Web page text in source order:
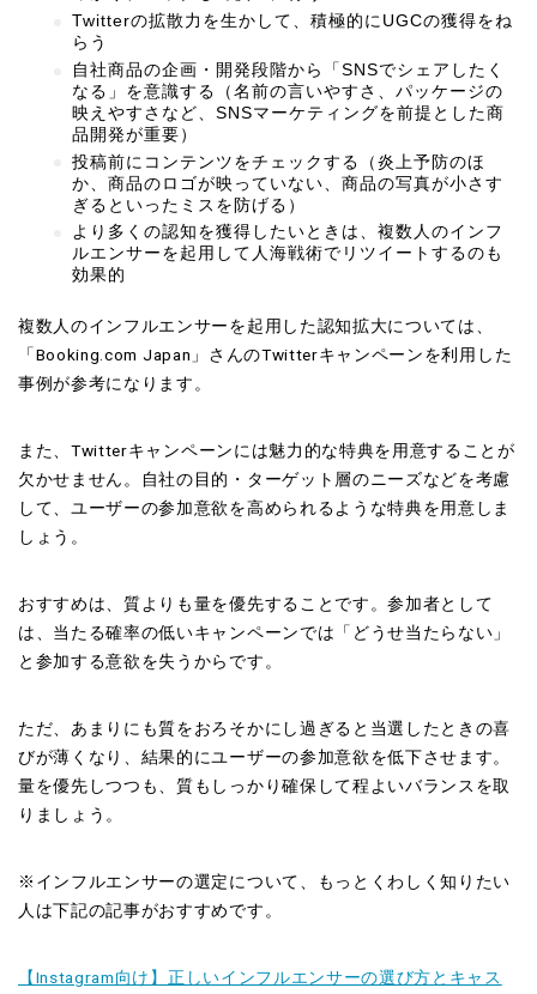
Twitterの拡散力を生かして、積極的にUGCの獲得をね
らう
自社商品の企画・開発段階から「SNSでシェアしたく
なる」を意識する（名前の言いやすさ、パッケージの
映えやすさなど、SNSマーケティングを前提とした商
品開発が重要）
投稿前にコンテンツをチェックする（炎上予防のほ
か、商品のロゴが映っていない、商品の写真が小さす
ぎるといったミスを防げる）
より多くの認知を獲得したいときは、複数人のインフ
ルエンサーを起用して人海戦術でリツイートするのも
効果的
複数人のインフルエンサーを起用した認知拡大については、
「Booking.com Japan」さんのTwitterキャンペーンを利用した
事例が参考になります。
また、Twitterキャンペーンには魅力的な特典を用意することが
欠かせません。自社の目的・ターゲット層のニーズなどを考慮
して、ユーザーの参加意欲を高められるような特典を用意しま
しょう。
おすすめは、質よりも量を優先することです。参加者として
は、当たる確率の低いキャンペーンでは「どうせ当たらない」
と参加する意欲を失うからです。
ただ、あまりにも質をおろそかにし過ぎると当選したときの喜
びが薄くなり、結果的にユーザーの参加意欲を低下させます。
量を優先しつつも、質もしっかり確保して程よいバランスを取
りましょう。
※インフルエンサーの選定について、もっとくわしく知りたい
人は下記の記事がおすすめです。
【Instagram向け】正しいインフルエンサーの選び方とキャス